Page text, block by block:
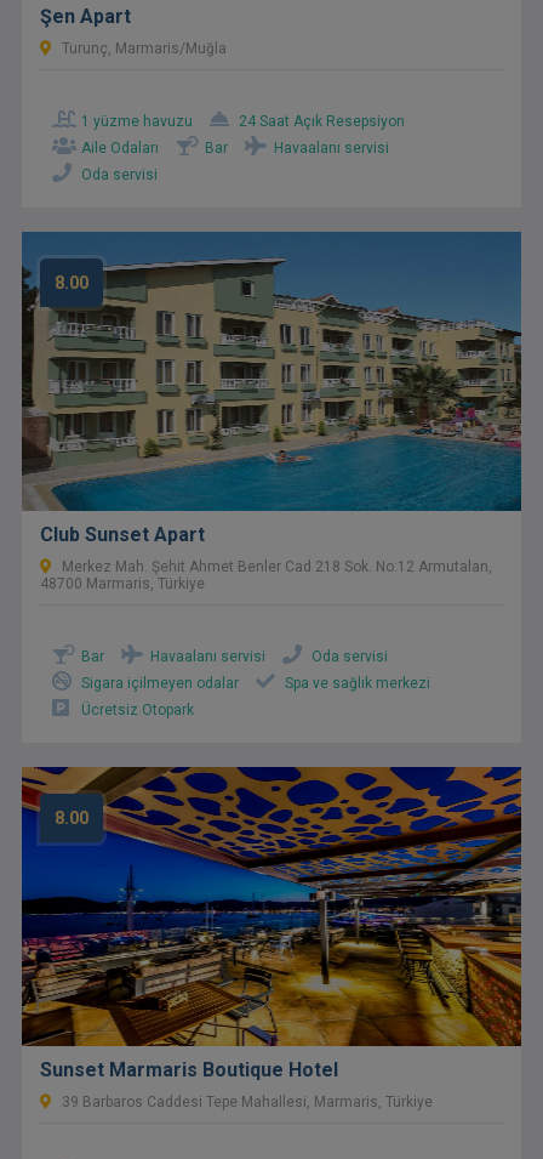
Şen Apart
Turunç, Marmaris/Muğla
1 yüzme havuzu
24 Saat Açık Resepsiyon
Aile Odaları
Bar
Havaalanı servisi
Oda servisi
8.00
Club Sunset Apart
Merkez Mah. Şehit Ahmet Benler Cad 218 Sok. No:12 Armutalan,
48700 Marmaris, Türkiye
Bar Havaalanı servisi
Oda servisi
Sigara içilmeyen odalar
Spa ve sağlık merkezi
Ücretsiz Otopark
8.00
Sunset Marmaris Boutique Hotel
39 Barbaros Caddesi Tepe Mahallesi, Marmaris, Türkiye